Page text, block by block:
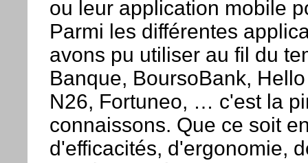
ou leur application mobile
Parmi les différentes
avons pu utiliser au fil du
Banque, BoursoBank,
N26, Fortuneo, … c'est la
connaissons. Que ce soit
d'efficacités, d'ergonomie,